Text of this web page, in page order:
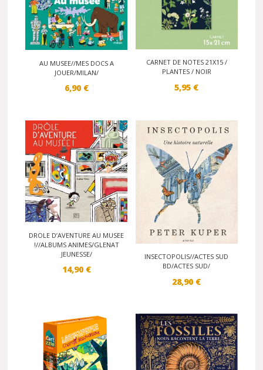
AU MUSEE//MES DOCS A
JOUER/MILAN/
6,90 €
CARNET DE NOTES 21X15 /
PLANTES / NOIR
5,95 €
DROLE D’AVENTURE AU MUSEE
!//ALBUMS ANIMES/GLENAT
JEUNESSE/
14,90 €
INSECTOPOLIS//ACTES SUD
BD/ACTES SUD/
28,90 €